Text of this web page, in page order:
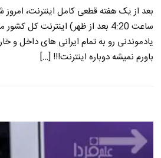
ساعت 4:20 بعد از ظهر) اینترنت
یادموندنی رو به تمام ایرانی های داخل و
باورم نمیشه دوباره اینترنت!!! […]